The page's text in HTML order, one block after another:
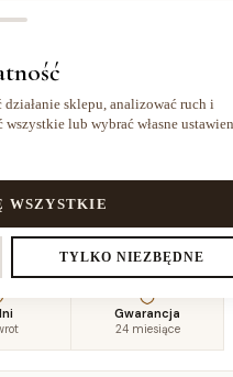
140x190 cm
258,70 zł
160x220
cm
240x330
cm
280x370
Gwarancja
24 miesiące
sklepu, analizować ruch i
lub wybrać własne
TYLKO NIEZBĘDNE
WSZYSTKIE
pliki cookies są